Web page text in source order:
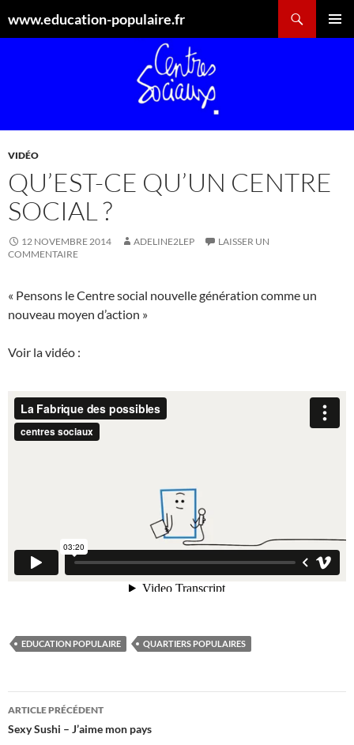
auwww.education-populaire.fr
VIDÉO
QU’EST-CE QU’UN CENTRE
SOCIAL ?
12 NOVEMBRE 2014 ADELINE2LEP
LAISSER UN
COMMENTAIRE
« Pensons le Centre social nouvelle génération comme un
nouveau moyen d’action »
Voir la vidéo :
EDUCATION POPULAIRE QUARTIERS POPULAIRES
Navigation
des
ARTICLE PRÉCÉDENT
Sexy Sushi – J’aime mon pays